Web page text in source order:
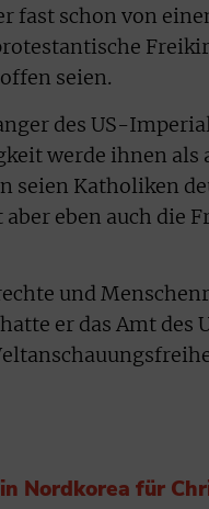
fast schon von
seien.
des US-
werde ihnen als
seien Katholiken
eben auch die
und
er das Amt des
Nordkorea für